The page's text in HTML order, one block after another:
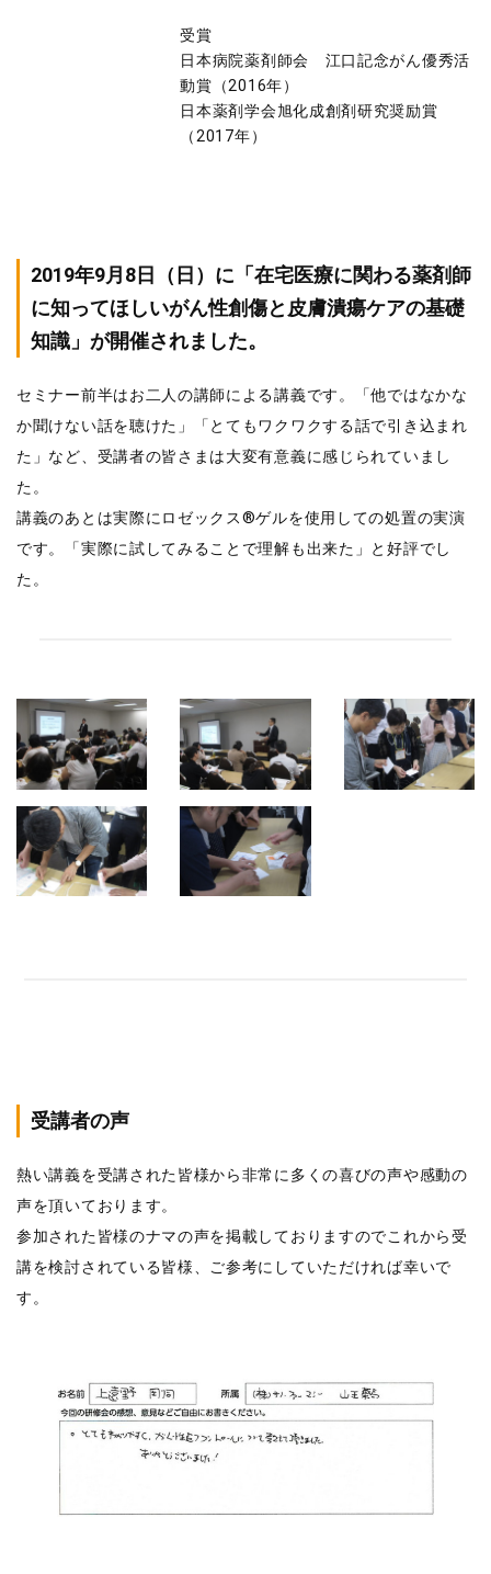
受賞
日本病院薬剤師会 江口記念がん優秀活
動賞（2016年）
日本薬剤学会旭化成創剤研究奨励賞
（2017年）
2019年9月8日（日）に「在宅医療に関わる薬剤師
に知ってほしいがん性創傷と皮膚潰瘍ケアの基礎
知識」が開催されました。
セミナー前半はお二人の講師による講義です。「他ではなかな
か聞けない話を聴けた」「とてもワクワクする話で引き込まれ
た」など、受講者の皆さまは大変有意義に感じられていまし
た。
講義のあとは実際にロゼックス®ゲルを使用しての処置の実演
です。「実際に試してみることで理解も出来た」と好評でし
た。
受講者の声
熱い講義を受講された皆様から非常に多くの喜びの声や感動の
声を頂いております。
参加された皆様のナマの声を掲載しておりますのでこれから受
講を検討されている皆様、ご参考にしていただければ幸いで
す。